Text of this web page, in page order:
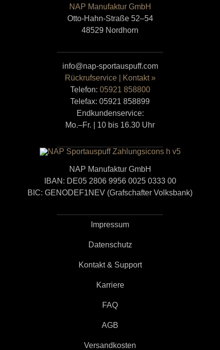
NAP Manufaktur GmbH
Otto-Hahn-Straße 52–54
48529 Nordhorn
info@nap-sportauspuff.com
Rückrufservice | Kontakt »
Telefon: 05921 858800
Telefax: 05921 858899
Endkundenservice:
Mo.–Fr. | 10 bis 16.30 Uhr
NAP Manufaktur GmbH
IBAN: DE05 2806 9956 0025 0333 00
BIC: GENODEF1NEV (Grafschafter Volksbank)
Impressum
Datenschutz
Kontakt & Support
Karriere
FAQ
AGB
Versandkosten